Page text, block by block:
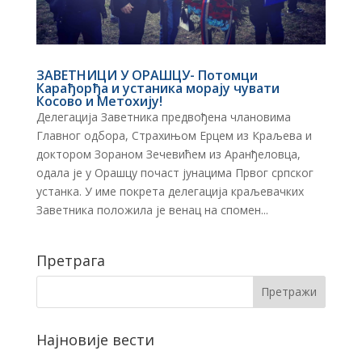
ЗАВЕТНИЦИ У ОРАШЦУ- Потомци
Карађорђа и устаника морају чувати
Косово и Метохију!
Делегација Заветника предвођена члановима
Главног одбора, Страхињом Ерцeм из Краљева и
доктором Зораном Зечевићем из Аранђеловца,
одала је у Орашцу почаст јунацима Првог српског
устанка. У име покрета делегација краљевачких
Заветника положила је венац на спомен...
Претрага
Најновије вести